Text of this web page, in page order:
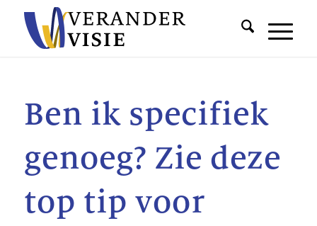
Ben ik specifiek
genoeg? Zie deze
top tip voor